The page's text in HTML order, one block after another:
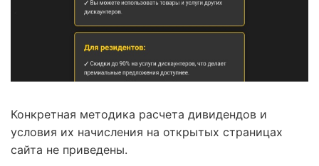
Конкретная методика расчета дивидендов и
условия их начисления на открытых страницах
сайта не приведены.